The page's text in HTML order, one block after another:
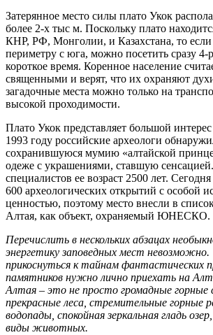
Затерянное место силы плато Укок
более 2-х тыс м. Поскольку плато
КНР, РФ, Монголии, и Казахстана, то если
периметру с юга, можно посетить сразу 4-
короткое время. Коренное население
священными и верят, что их охраняют
загадочные места можно только на
высокой проходимости.
Плато Укок представляет большой
1993 году российские археологи
сохранившуюся мумию «алтайской
одеже с украшениями, ставшую
специалистов ее возраст 2500 лет.
600 археологических открытий с особой
ценностью, поэтому место внесли в
Алтая, как объект, охраняемый ЮНЕСКО.
Перечислить в нескольких абзацах
энергетику заповедных мест
прикоснуться к тайнам фантастических
памятников нужно лично приехать на
Алтая – это не просто громадные горные
прекрасные леса, стремительные горные
водопады, спокойная зеркальная гладь
виды животных.